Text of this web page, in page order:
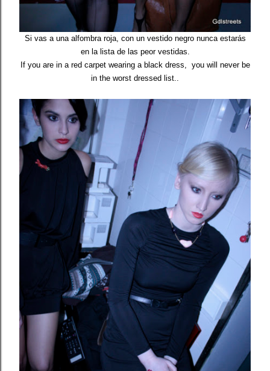
Si vas a una alfombra roja, con un vestido negro nunca estarás
en la lista de las peor vestidas.
If you are in a red carpet wearing a black dress, you will never be
in the worst dressed list..